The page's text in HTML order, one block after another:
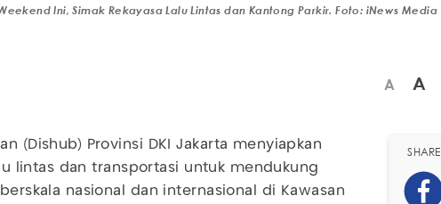
Ini, Simak Rekayasa Lalu Lintas dan Kantong Parkir. Foto: iNews Media
A A
(Dishub) Provinsi DKI Jakarta menyiapkan
lintas dan transportasi untuk mendukung
nasional dan internasional di Kawasan
SHARE